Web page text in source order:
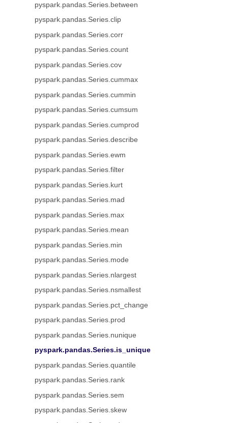
pyspark.pandas.Series.between
pyspark.pandas.Series.clip
pyspark.pandas.Series.corr
pyspark.pandas.Series.count
pyspark.pandas.Series.cov
pyspark.pandas.Series.cummax
pyspark.pandas.Series.cummin
pyspark.pandas.Series.cumsum
pyspark.pandas.Series.cumprod
pyspark.pandas.Series.describe
pyspark.pandas.Series.ewm
pyspark.pandas.Series.filter
pyspark.pandas.Series.kurt
pyspark.pandas.Series.mad
pyspark.pandas.Series.max
pyspark.pandas.Series.mean
pyspark.pandas.Series.min
pyspark.pandas.Series.mode
pyspark.pandas.Series.nlargest
pyspark.pandas.Series.nsmallest
pyspark.pandas.Series.pct_change
pyspark.pandas.Series.prod
pyspark.pandas.Series.nunique
pyspark.pandas.Series.is_unique
pyspark.pandas.Series.quantile
pyspark.pandas.Series.rank
pyspark.pandas.Series.sem
pyspark.pandas.Series.skew